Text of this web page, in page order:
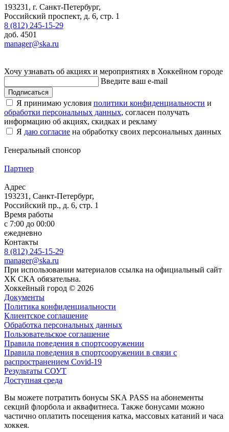
193231, г. Санкт-Петербург,
Российский проспект, д. 6, стр. 1
8 (812) 245-15-29
доб. 4501
manager@ska.ru
Хочу узнавать об акциях и мероприятиях в Хоккейном городе
Введите ваш e-mail
Подписаться
Я принимаю условия политики конфиденциальности и
обработки персональных данных, согласен получать
информацию об акциях, скидках и рекламу
Я даю согласие на обработку своих персональных данных
Генеральный спонсор
Партнер
Адрес
193231, Санкт-Петербург,
Российский пр., д. 6, стр. 1
Время работы
с 7:00 до 00:00
ежедневно
Контакты
8 (812) 245-15-29
manager@ska.ru
При использовании материалов ссылка на официальный сайт
ХК СКА обязательна.
Хоккейный город © 2026
Документы
Политика конфиденциальности
Клиентское соглашение
Обработка персональных данных
Пользовательское соглашение
Правила поведения в спортсооружении
Правила поведения в спортсооружении в связи с
распространением Covid-19
Результаты СОУТ
Доступная среда
Вы можете потратить бонусы SKA PASS на абонементы
секций флорбола и аквафитнеса. Также бонусами можно
частично оплатить посещения катка, массовых катаний и часа
хоккея.